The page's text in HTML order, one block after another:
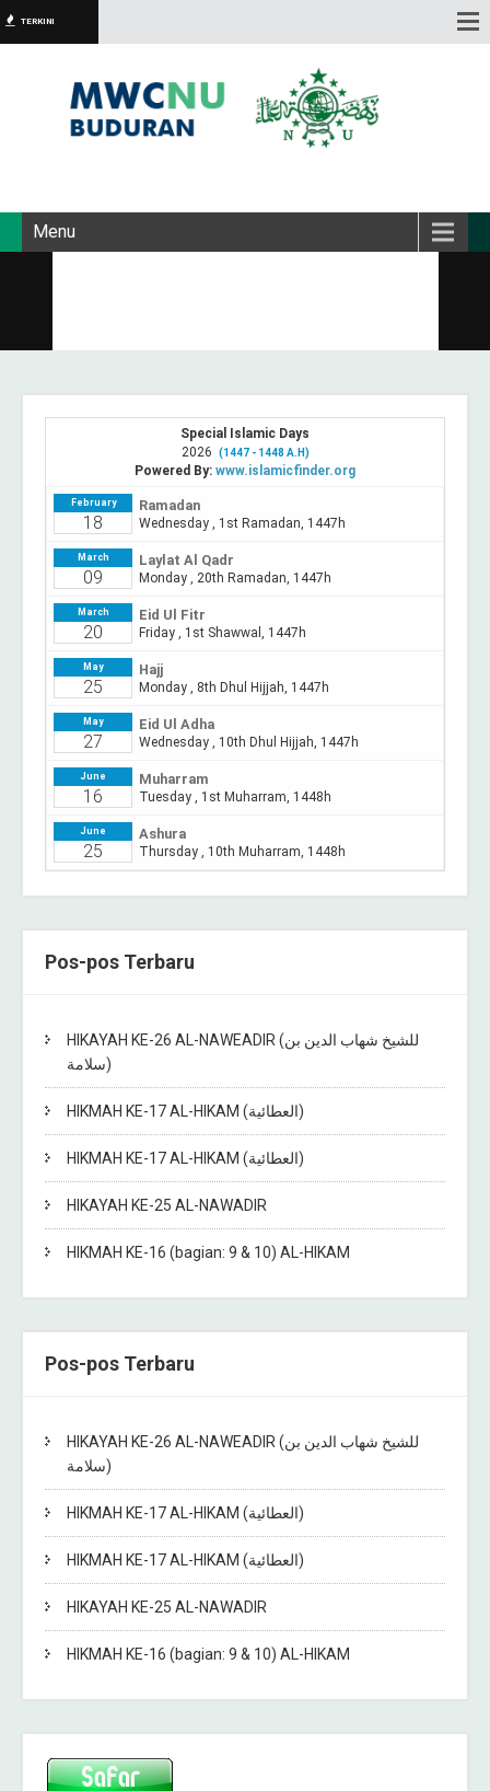
TERKINI
Menu
Pos-pos Terbaru
HIKAYAH KE-26 AL-NAWEADIR (للشيخ شهاب الدين بن
سلامة)
HIKMAH KE-17 AL-HIKAM (العطائية)
HIKMAH KE-17 AL-HIKAM (العطائية)
HIKAYAH KE-25 AL-NAWADIR
HIKMAH KE-16 (bagian: 9 & 10) AL-HIKAM
Pos-pos Terbaru
HIKAYAH KE-26 AL-NAWEADIR (للشيخ شهاب الدين بن
سلامة)
HIKMAH KE-17 AL-HIKAM (العطائية)
HIKMAH KE-17 AL-HIKAM (العطائية)
HIKAYAH KE-25 AL-NAWADIR
HIKMAH KE-16 (bagian: 9 & 10) AL-HIKAM